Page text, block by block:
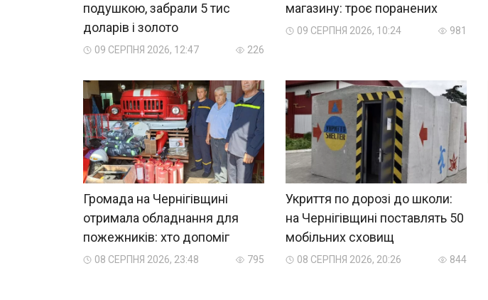
подушкою, забрали 5 тис
доларів і золото
09 СЕРПНЯ 2026, 12:47 226
магазину: троє поранених
09 СЕРПНЯ 2026, 10:24 981
Громада на Чернігівщині
отримала обладнання для
пожежників: хто допоміг
08 СЕРПНЯ 2026, 23:48 795
Укриття по дорозі до школи:
на Чернігівщині поставлять 50
мобільних сховищ
08 СЕРПНЯ 2026, 20:26 844